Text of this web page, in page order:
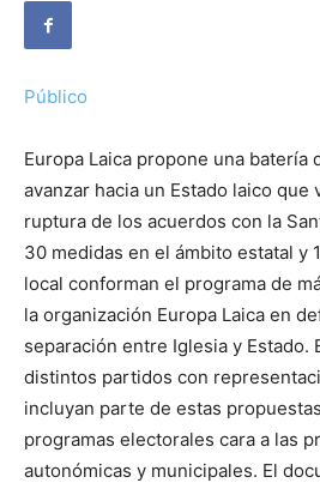
Público
Europa Laica propone una batería
avanzar hacia un Estado laico que
ruptura de los acuerdos con la
30 medidas en el ámbito estatal y
local conforman el programa de
la organización Europa Laica en
separación entre Iglesia y Estado.
distintos partidos con
incluyan parte de estas
programas electorales cara a las
autonómicas y municipales. El